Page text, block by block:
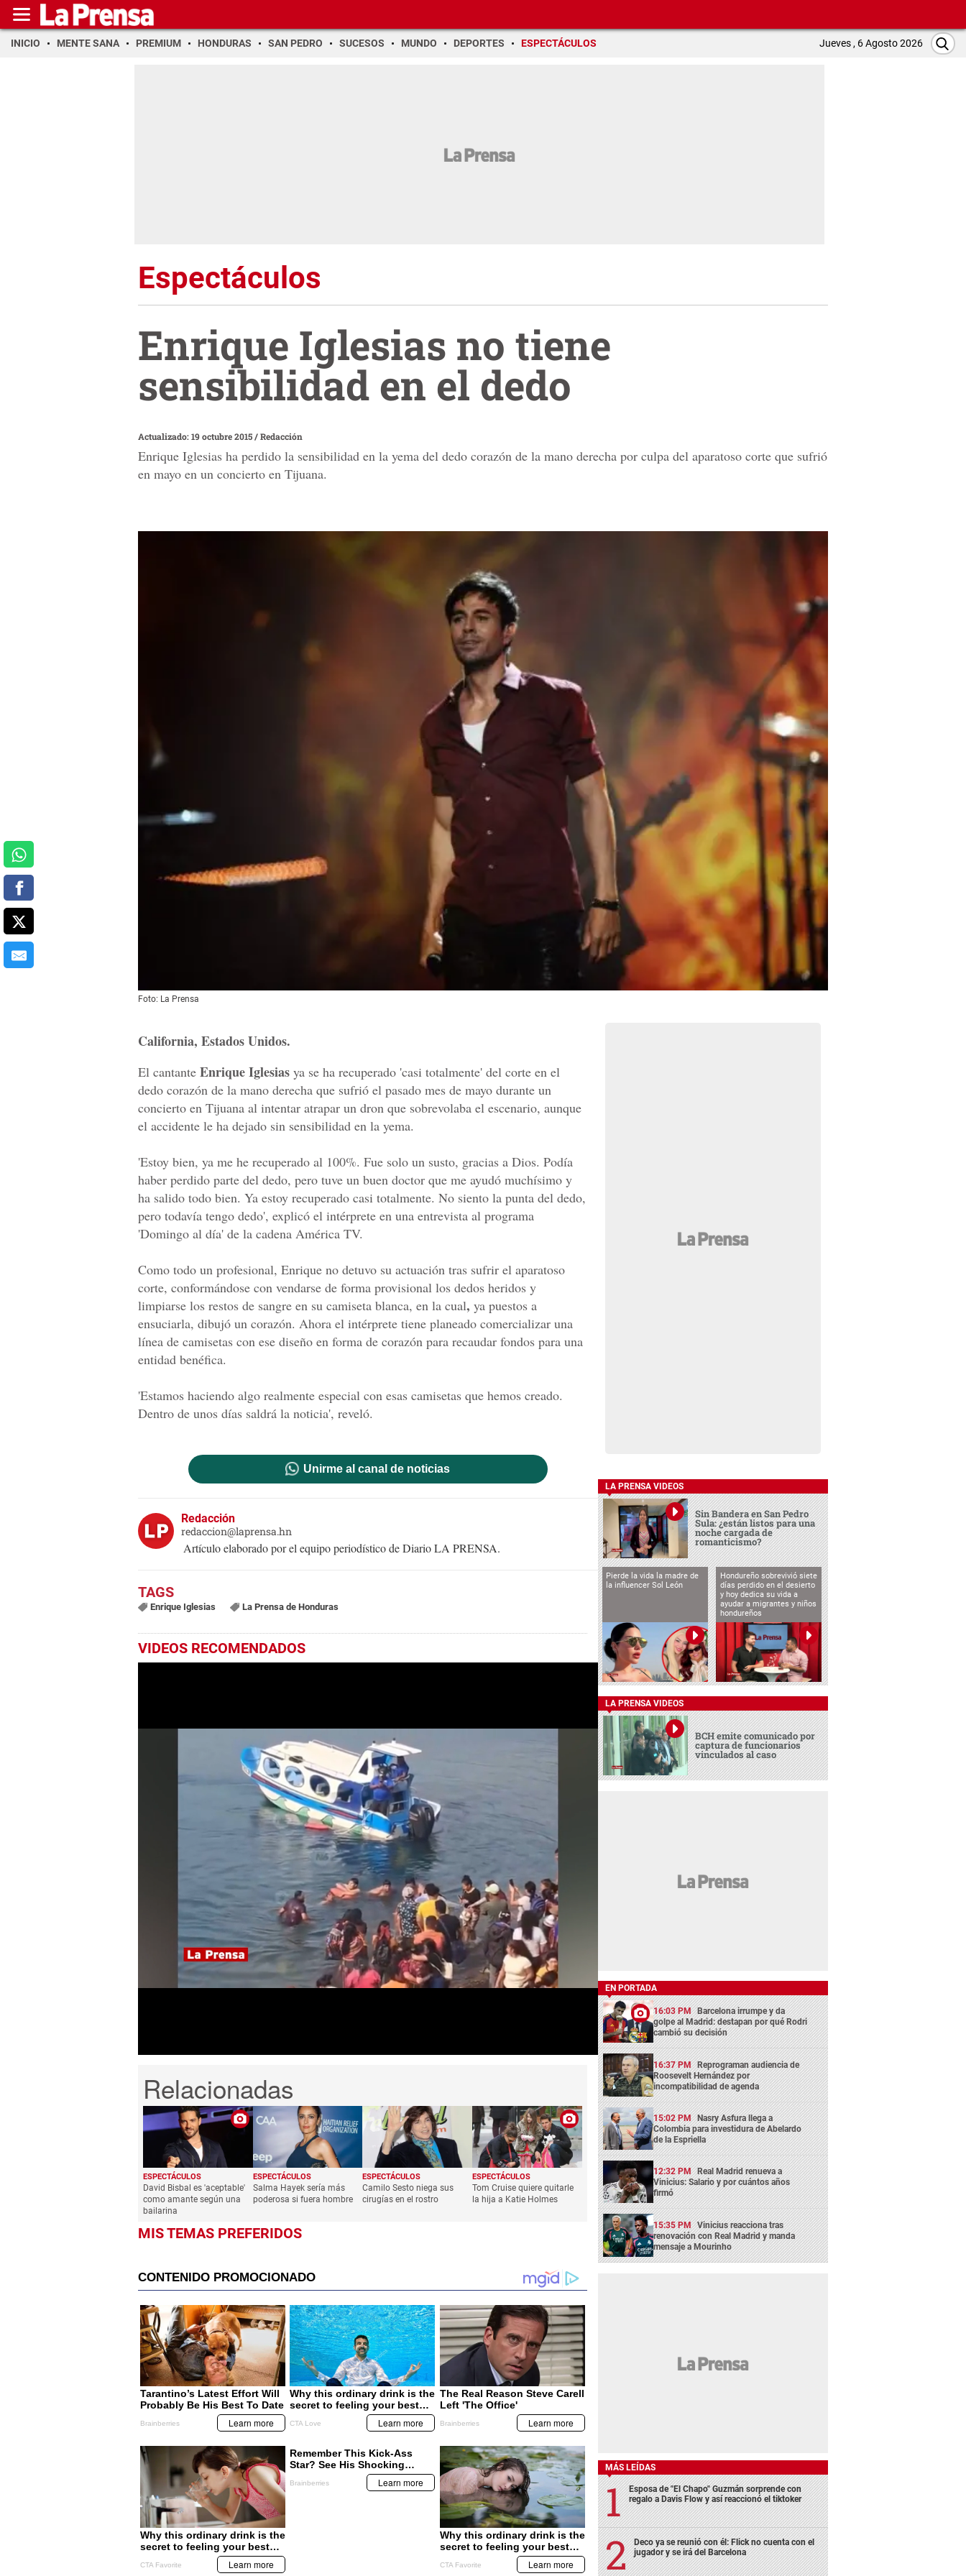
INICIO MENTE SANA PREMIUM HONDURAS SAN PEDRO SUCESOS MUNDO DEPORTES ESPECTÁCULOS Jueves , 6 Agosto 2026
Espectáculos
Enrique Iglesias no tiene
sensibilidad en el dedo
Actualizado: 19 octubre 2015/Redacción
Enrique Iglesias ha perdido la sensibilidad en la yema del dedo corazón de la mano derecha por culpa del aparatoso corte que sufrió
en mayo en un concierto en Tijuana.
Foto: La Prensa
California, Estados Unidos.
El cantante Enrique Iglesias ya se ha recuperado 'casi totalmente' del corte en el
dedo corazón de la mano derecha que sufrió el pasado mes de mayo durante un
concierto en Tijuana al intentar atrapar un dron que sobrevolaba el escenario, aunque
el accidente le ha dejado sin sensibilidad en la yema.
'Estoy bien, ya me he recuperado al 100%. Fue solo un susto, gracias a Dios. Podía
haber perdido parte del dedo, pero tuve un buen doctor que me ayudó muchísimo y
ha salido todo bien. Ya estoy recuperado casi totalmente. No siento la punta del dedo,
pero todavía tengo dedo', explicó el intérprete en una entrevista al programa
'Domingo al día' de la cadena América TV.
Como todo un profesional, Enrique no detuvo su actuación tras sufrir el aparatoso
corte, conformándose con vendarse de forma provisional los dedos heridos y
limpiarse los restos de sangre en su camiseta blanca, en la cual, ya puestos a
ensuciarla, dibujó un corazón. Ahora el intérprete tiene planeado comercializar una
línea de camisetas con ese diseño en forma de corazón para recaudar fondos para una
entidad benéfica.
'Estamos haciendo algo realmente especial con esas camisetas que hemos creado.
Dentro de unos días saldrá la noticia', reveló.
Unirme al canal de noticias
Redacción
redaccion@laprensa.hn
Artículo elaborado por el equipo periodístico de Diario LA PRENSA.
Enrique Iglesias La Prensa de Honduras
VIDEOS RECOMENDADOS
seconds
ESPECTÁCULOS
David Bisbal es 'aceptable'
como amante según una
bailarina
ESPECTÁCULOS
Salma Hayek sería más
poderosa si fuera hombre
ESPECTÁCULOS
Camilo Sesto niega sus
cirugías en el rostro
ESPECTÁCULOS
Tom Cruise quiere quitarle
la hija a Katie Holmes
MIS TEMAS PREFERIDOS
LA PRENSA VIDEOS
Sin Bandera en San Pedro
Sula: ¿están listos para una
noche cargada de
romanticismo?
Pierde la vida la madre de
la influencer Sol León
Hondureño sobrevivió siete
días perdido en el desierto
y hoy dedica su vida a
ayudar a migrantes y niños
hondureños
LA PRENSA VIDEOS
BCH emite comunicado por
captura de funcionarios
vinculados al caso
EN PORTADA
16:03 PM Barcelona irrumpe y da
golpe al Madrid: destapan por qué Rodri
cambió su decisión
16:37 PM Reprograman audiencia de
Roosevelt Hernández por
incompatibilidad de agenda
15:02 PM Nasry Asfura llega a
Colombia para investidura de Abelardo
de la Espriella
12:32 PM Real Madrid renueva a
Vinicius: Salario y por cuántos años
firmó
15:35 PM Vinicius reacciona tras
renovación con Real Madrid y manda
mensaje a Mourinho
MÁS LEÍDAS
Esposa de "El Chapo" Guzmán sorprende con
regalo a Davis Flow y así reaccionó el tiktoker
Deco ya se reunió con él: Flick no cuenta con el
jugador y se irá del Barcelona